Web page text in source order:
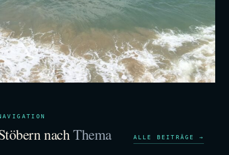
nachThema ALLE BEITRÄGE →